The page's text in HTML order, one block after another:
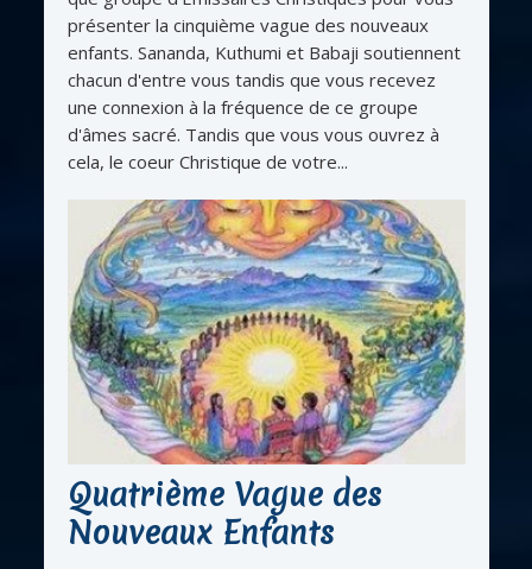
présenter la cinquième vague des nouveaux
enfants. Sananda, Kuthumi et Babaji soutiennent
chacun d'entre vous tandis que vous recevez
une connexion à la fréquence de ce groupe
d'âmes sacré. Tandis que vous vous ouvrez à
cela, le coeur Christique de votre...
Quatrième Vague des
Nouveaux Enfants